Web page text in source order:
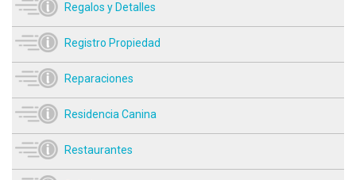
Regalos y Detalles
Registro Propiedad
Reparaciones
Residencia Canina
Restaurantes